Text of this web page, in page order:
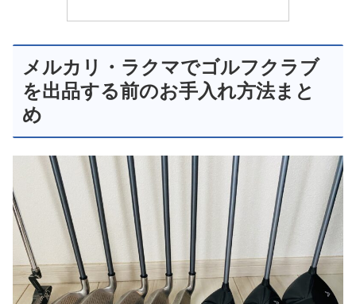
メルカリ・ラクマでゴルフクラブ
を出品する前のお手入れ方法まと
め